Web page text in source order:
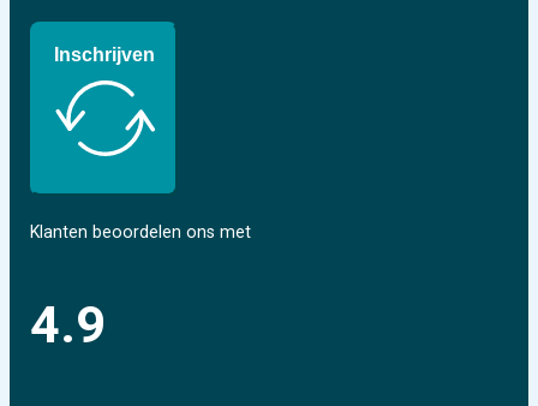
Inschrijven
Klanten beoordelen ons met
4.9